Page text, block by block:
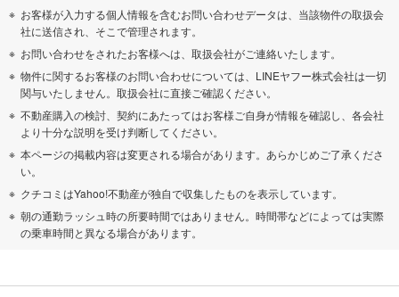
お客様が入力する個人情報を含むお問い合わせデータは、当該物件の取扱会
社に送信され、そこで管理されます。
お問い合わせをされたお客様へは、取扱会社がご連絡いたします。
物件に関するお客様のお問い合わせについては、LINEヤフー株式会社は一切
関与いたしません。取扱会社に直接ご確認ください。
不動産購入の検討、契約にあたってはお客様ご自身が情報を確認し、各会社
より十分な説明を受け判断してください。
本ページの掲載内容は変更される場合があります。あらかじめご了承くださ
い。
クチコミはYahoo!不動産が独自で収集したものを表示しています。
朝の通勤ラッシュ時の所要時間ではありません。時間帯などによっては実際
の乗車時間と異なる場合があります。